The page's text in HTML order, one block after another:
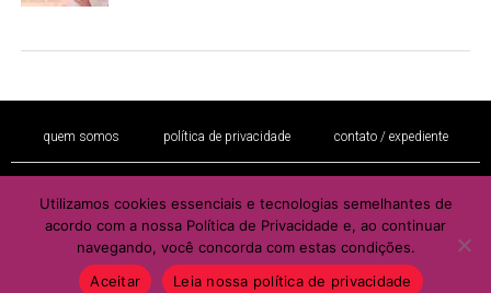
quem somos política de privacidade contato / expediente
É proibida a reprodução total ou parcial de seu conteúdo sem a autorização
por escrito do autor e / ou editor
Copyright © 2022 - Todos os direitos reservados ao PORTAL BRAZIL
MULHER
Utilizamos cookies essenciais e tecnologias semelhantes de
acordo com a nossa Política de Privacidade e, ao continuar
navegando, você concorda com estas condições.
Aceitar
Leia nossa política de privacidade